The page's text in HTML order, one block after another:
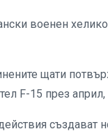
военен
щати
F-15 през
създават